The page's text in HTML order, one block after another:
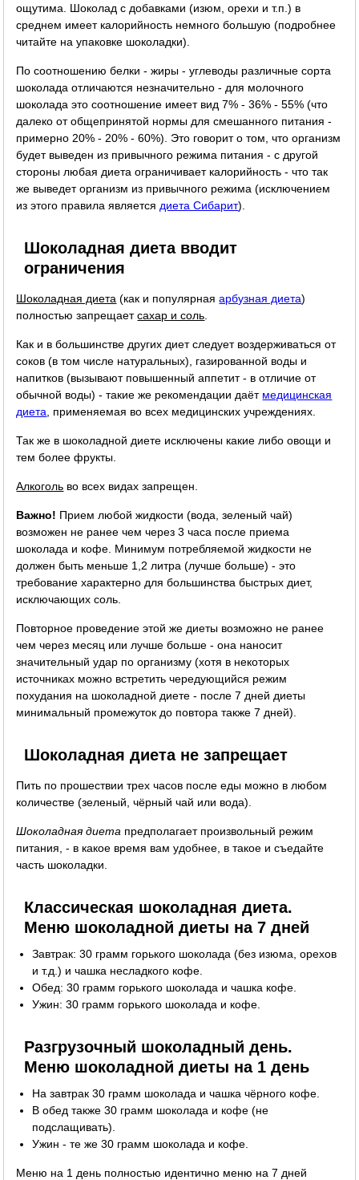
ощутима. Шоколад с добавками (изюм, орехи и т.п.) в
среднем имеет калорийность немного большую (подробнее
читайте на упаковке шоколадки).
По соотношению белки - жиры - углеводы различные сорта
шоколада отличаются незначительно - для молочного
шоколада это соотношение имеет вид 7% - 36% - 55% (что
далеко от общепринятой нормы для смешанного питания -
примерно 20% - 20% - 60%). Это говорит о том, что организм
будет выведен из привычного режима питания - с другой
стороны любая диета ограничивает калорийность - что так
же выведет организм из привычного режима (исключением
из этого правила является диета Сибарит).
Шоколадная диета вводит
ограничения
Шоколадная диета (как и популярнаяарбузная диета)
полностью запрещаетсахар и соль
Как и в большинстве других диет следует воздерживаться от
соков (в том числе натуральных), газированной воды и
напитков (вызывают повышенный аппетит - в отличие от
обычной воды) - такие же рекомендации даёт медицинская
диета , применяемая во всех медицинских учреждениях.
Так же в шоколадной диете исключены какие либо овощи и
тем более фрукты.
Алкоголь во всех видах запрещен.
Важно! Прием любой жидкости (вода, зеленый чай)
возможен не ранее чем через 3 часа после приема
шоколада и кофе. Минимум потребляемой жидкости не
должен быть меньше 1,2 литра (лучше больше) - это
требование характерно для большинства быстрых диет,
исключающих соль.
Повторное проведение этой же диеты возможно не ранее
чем через месяц или лучше больше - она наносит
значительный удар по организму (хотя в некоторых
источниках можно встретить чередующийся режим
похудания на шоколадной диете - после 7 дней диеты
минимальный промежуток до повтора также 7 дней).
Шоколадная диета не запрещает
Пить по прошествии трех часов после еды можно в любом
количестве (зеленый, чёрный чай или вода).
Шоколадная диета предполагает произвольный режим
питания, - в какое время вам удобнее, в такое и съедайте
часть шоколадки.
Классическая шоколадная диета.
Меню шоколадной диеты на 7 дней
Завтрак: 30 грамм горького шоколада (без изюма, орехов
и т.д.) и чашка несладкого кофе.
Обед: 30 грамм горького шоколада и чашка кофе.
Ужин: 30 грамм горького шоколада и кофе.
Разгрузочный шоколадный день.
Меню шоколадной диеты на 1 день
На завтрак 30 грамм шоколада и чашка чёрного кофе.
В обед также 30 грамм шоколада и кофе (не
подслащивать).
Ужин - те же 30 грамм шоколада и кофе.
Меню на 1 день полностью идентично меню на 7 дней